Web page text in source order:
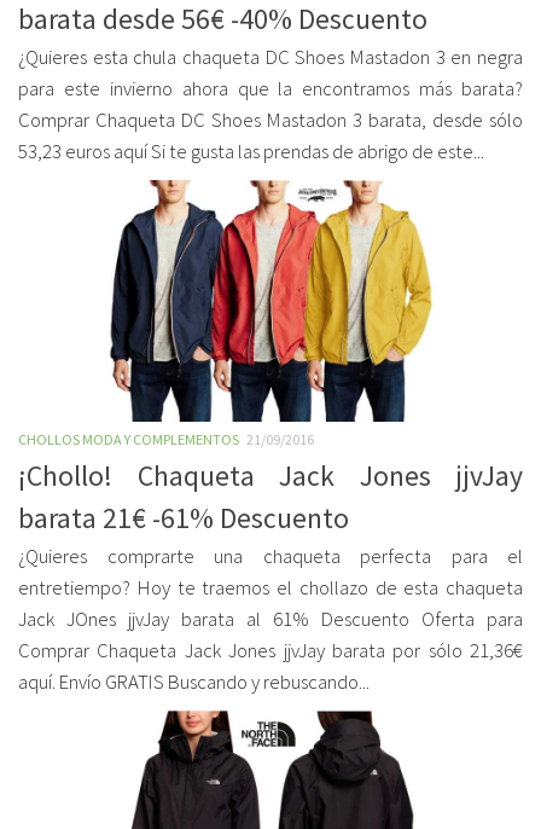
barata desde 56€ -40% Descuento
¿Quieres esta chula chaqueta DC Shoes Mastadon 3 en negra
para este invierno ahora que la encontramos más barata?
Comprar Chaqueta DC Shoes Mastadon 3 barata, desde sólo
53,23 euros aquí Si te gusta las prendas de abrigo de este...
CHOLLOS MODA Y COMPLEMENTOS 21/09/2016
¡Chollo! Chaqueta Jack Jones jjvJay
barata 21€ -61% Descuento
¿Quieres comprarte una chaqueta perfecta para el
entretiempo? Hoy te traemos el chollazo de esta chaqueta
Jack JOnes jjvJay barata al 61% Descuento Oferta para
Comprar Chaqueta Jack Jones jjvJay barata por sólo 21,36€
aquí. Envío GRATIS Buscando y rebuscando...